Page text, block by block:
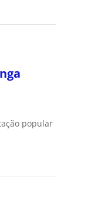
popular